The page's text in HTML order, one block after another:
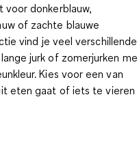
voor donkerblauw,
of zachte blauwe
vind je veel verschillende
jurk of zomerjurken
Kies voor een van
eten gaat of iets te vieren